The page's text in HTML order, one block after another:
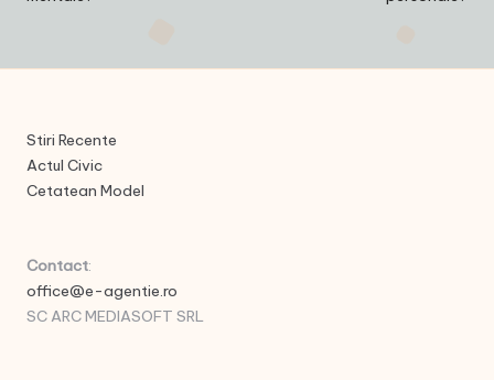
Stiri Recente
Actul Civic
Cetatean Model
Contact:
office@e-agentie.ro
SC ARC MEDIASOFT SRL